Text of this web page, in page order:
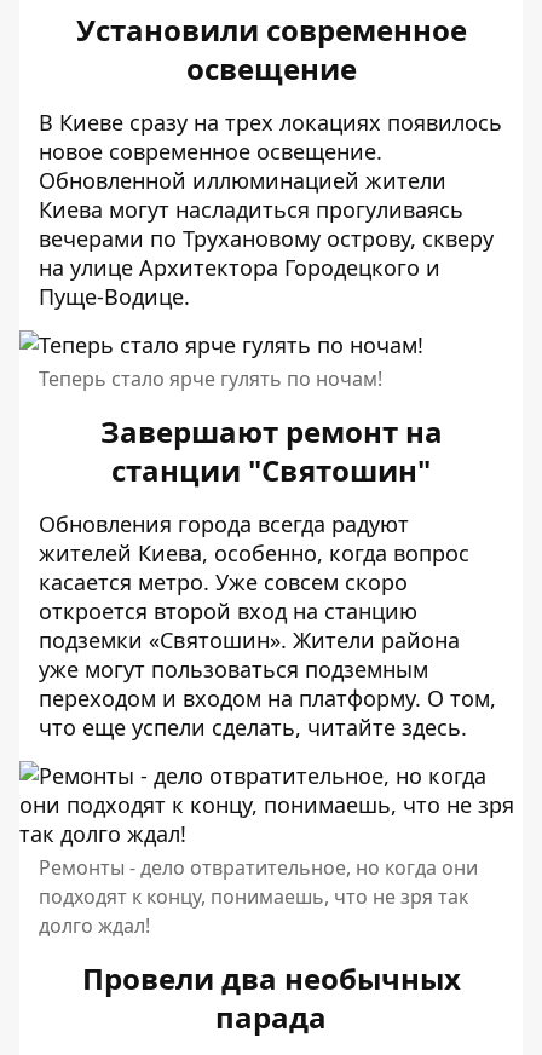
Установили современное
освещение
В Киеве сразу на трех локациях появилось
новое современное освещение.
Обновленной иллюминацией жители
Киева могут насладиться прогуливаясь
вечерами по Трухановому острову, скверу
на улице Архитектора Городецкого и
Пуще-Водице.
Теперь стало ярче гулять по ночам!
Завершают ремонт на
станции "Святошин"
Обновления города всегда радуют
жителей Киева, особенно, когда вопрос
касается метро. Уже совсем скоро
откроется второй вход на станцию
подземки «Святошин». Жители района
уже могут пользоваться подземным
переходом и входом на платформу. О том,
что еще успели сделать, читайте здесь.
Ремонты - дело отвратительное, но когда они
подходят к концу, понимаешь, что не зря так
долго ждал!
Провели два необычных
парада